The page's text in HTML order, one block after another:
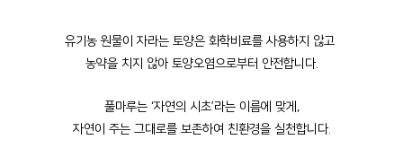
유기농 원물이 자라는 토양은 화학비료를 사용하지 않고
농약을 치지 않아 토양오염으로부터 안전합니다.
풀마루는 ‘자연의 시초’라는 이름에 맞게,
자연이 주는 그대로를 보존하여 친환경을 실천합니다.